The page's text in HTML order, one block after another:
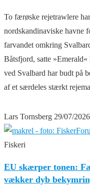
To færøske rejetrawlere
nordskandinaviske havne
farvandet omkring
Båtsfjord, satte
ved Svalbard har budt på
af et særdeles stærkt
Lars Tornsberg 29/07/2026
Fiskeri
EU skærper tonen:
vækker dyb